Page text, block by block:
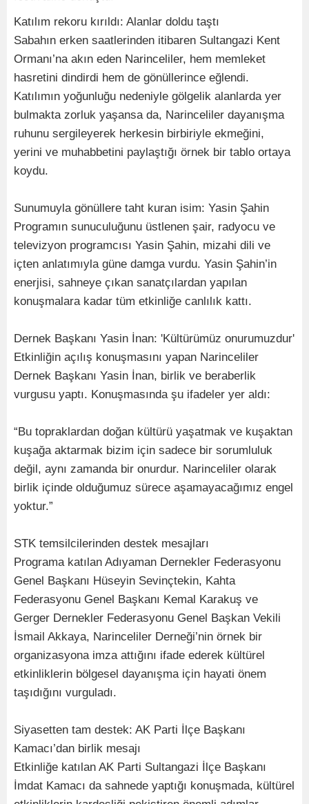
Katılım rekoru kırıldı: Alanlar doldu taştı
Sabahın erken saatlerinden itibaren Sultangazi Kent
Ormanı’na akın eden Narinceliler, hem memleket
hasretini dindirdi hem de gönüllerince eğlendi.
Katılımın yoğunluğu nedeniyle gölgelik alanlarda yer
bulmakta zorluk yaşansa da, Narinceliler dayanışma
ruhunu sergileyerek herkesin birbiriyle ekmeğini,
yerini ve muhabbetini paylaştığı örnek bir tablo ortaya
koydu.
Sunumuyla gönüllere taht kuran isim: Yasin Şahin
Programın sunuculuğunu üstlenen şair, radyocu ve
televizyon programcısı Yasin Şahin, mizahi dili ve
içten anlatımıyla güne damga vurdu. Yasin Şahin’in
enerjisi, sahneye çıkan sanatçılardan yapılan
konuşmalara kadar tüm etkinliğe canlılık kattı.
Dernek Başkanı Yasin İnan: 'Kültürümüz onurumuzdur'
Etkinliğin açılış konuşmasını yapan Narinceliler
Dernek Başkanı Yasin İnan, birlik ve beraberlik
vurgusu yaptı. Konuşmasında şu ifadeler yer aldı:
“Bu topraklardan doğan kültürü yaşatmak ve kuşaktan
kuşağa aktarmak bizim için sadece bir sorumluluk
değil, aynı zamanda bir onurdur. Narinceliler olarak
birlik içinde olduğumuz sürece aşamayacağımız engel
yoktur.”
STK temsilcilerinden destek mesajları
Programa katılan Adıyaman Dernekler Federasyonu
Genel Başkanı Hüseyin Sevinçtekin, Kahta
Federasyonu Genel Başkanı Kemal Karakuş ve
Gerger Dernekler Federasyonu Genel Başkan Vekili
İsmail Akkaya, Narinceliler Derneği’nin örnek bir
organizasyona imza attığını ifade ederek kültürel
etkinliklerin bölgesel dayanışma için hayati önem
taşıdığını vurguladı.
Siyasetten tam destek: AK Parti İlçe Başkanı
Kamacı’dan birlik mesajı
Etkinliğe katılan AK Parti Sultangazi İlçe Başkanı
İmdat Kamacı da sahnede yaptığı konuşmada, kültürel